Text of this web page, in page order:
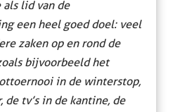
lid van de
een heel goed doel: veel
zaken op en rond de
bijvoorbeeld het
in de winterstop,
tv’s in de kantine, de